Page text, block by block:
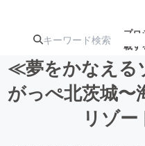
プロ
載す
注目のリ 注目の新
≪夢をかなえる
がっぺ北茨城〜
リゾ